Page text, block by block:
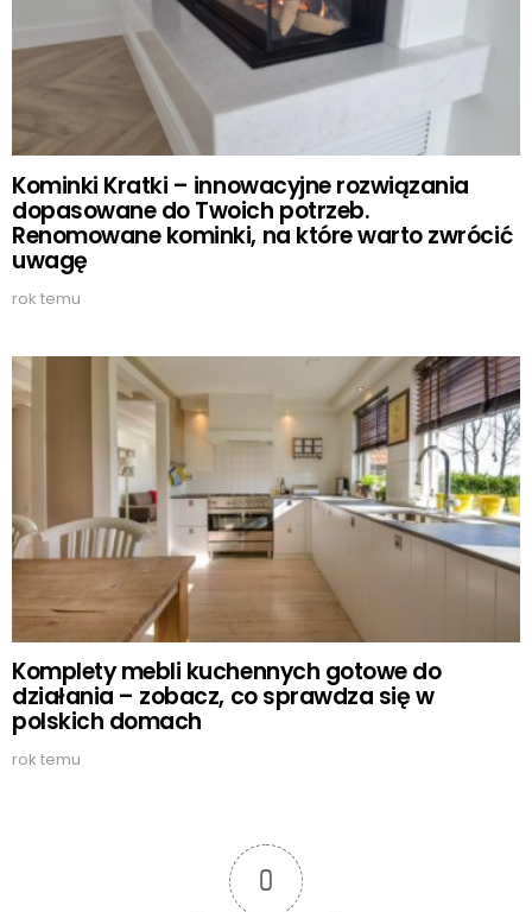
Kominki Kratki – innowacyjne rozwiązania
dopasowane do Twoich potrzeb.
Renomowane kominki, na które warto zwrócić
uwagę
rok temu
Komplety mebli kuchennych gotowe do
działania – zobacz, co sprawdza się w
polskich domach
rok temu
0